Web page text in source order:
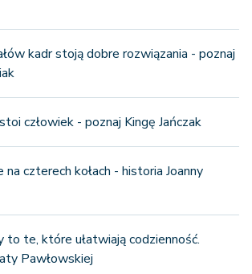
kadr stoją dobre rozwiązania - poznaj
człowiek - poznaj Kingę Jańczak
na czterech kołach - historia Joanny
to te, które ułatwiają codzienność.
Pawłowskiej